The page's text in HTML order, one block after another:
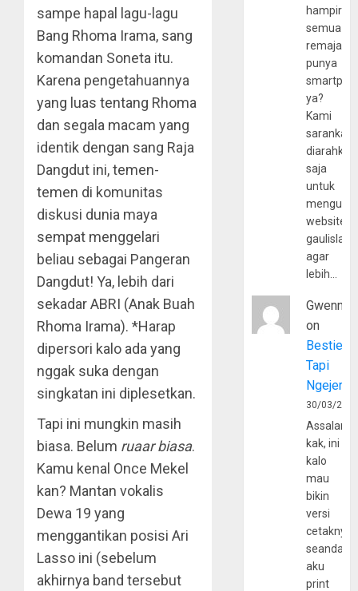
sampe hapal lagu-lagu
Bang Rhoma Irama, sang
komandan Soneta itu.
Karena pengetahuannya
yang luas tentang Rhoma
dan segala macam yang
identik dengan sang Raja
Dangdut ini, temen-
temen di komunitas
diskusi dunia maya
sempat menggelari
beliau sebagai Pangeran
Dangdut! Ya, lebih dari
sekadar ABRI (Anak Buah
Rhoma Irama). *Harap
dipersori kalo ada yang
nggak suka dengan
singkatan ini diplesetkan.
Tapi ini mungkin masih
biasa. Belum ruaar biasa.
Kamu kenal Once Mekel
kan? Mantan vokalis
Dewa 19 yang
menggantikan posisi Ari
Lasso ini (sebelum
akhirnya band tersebut
hampir
semua
remaja
punya
ya?
Kami
sarankan,
diarahkan
saja
untuk
website
agar
lebih…
Gwenny
on
Bestie
Tapi
30/03/
kak, ini
kalo
mau
bikin
versi
cetaknya
aku
print